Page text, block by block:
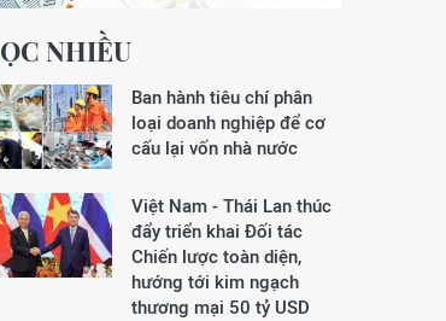
ĐỌC NHIỀU
Ban hành tiêu chí phân
loại doanh nghiệp để cơ
cấu lại vốn nhà nước
Việt Nam - Thái Lan thúc
đẩy triển khai Đối tác
Chiến lược toàn diện,
hướng tới kim ngạch
thương mại 50 tỷ USD